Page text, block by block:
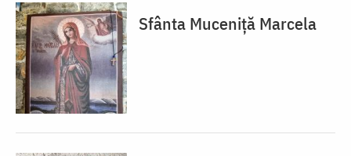
Sfânta Muceniță Marcela